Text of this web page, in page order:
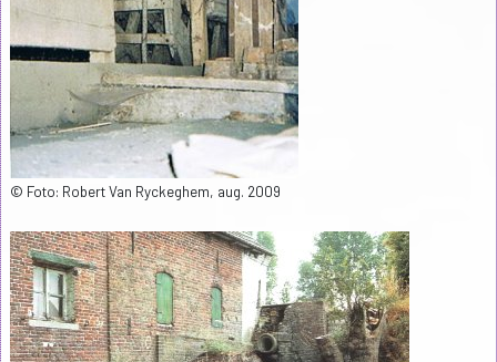
© Foto: Robert Van Ryckeghem, aug. 2009